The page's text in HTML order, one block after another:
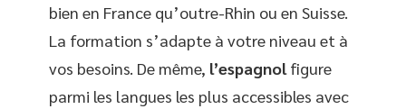
bien en France qu’outre-Rhin ou en Suisse.
La formation s’adapte à votre niveau et à
vos besoins. De même, l’espagnolfigure
parmi les langues les plus accessibles avec